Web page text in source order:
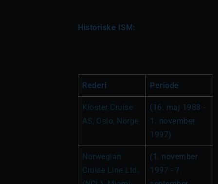
Historiske ISM:
Rederi Periode
Kloster Cruise
AS, Oslo, Norge
(16. maj 1988 -
1. november
1997)
Norwegian
Cruise Line Ltd.
(1. november
1997 - 7.